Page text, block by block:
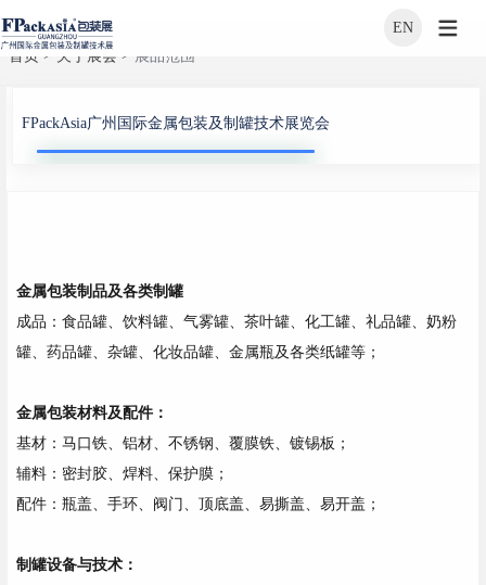
EN
首页>关于展会 > 展品范围
FPackAsia广州国际金属包装及制罐技术展览会
金属包装制品及各类制罐
成品：食品罐、饮料罐、气雾罐、茶叶罐、化工罐、礼品罐、奶粉
罐、药品罐、杂罐、化妆品罐、金属瓶及各类纸罐等；
金属包装材料及配件：
基材：马口铁、铝材、不锈钢、覆膜铁、镀锡板；
辅料：密封胶、焊料、保护膜；
配件：瓶盖、手环、阀门、顶底盖、易撕盖、易开盖；
制罐设备与技术：